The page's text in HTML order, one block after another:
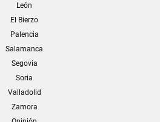
León
El Bierzo
Palencia
Salamanca
Segovia
Soria
Valladolid
Zamora